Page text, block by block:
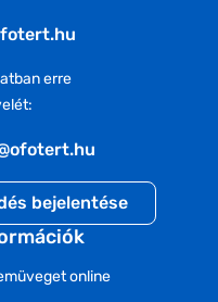
erre
bejelentése
online